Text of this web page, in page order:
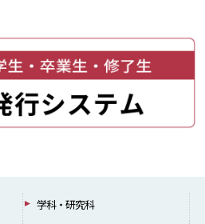
学科・研究科